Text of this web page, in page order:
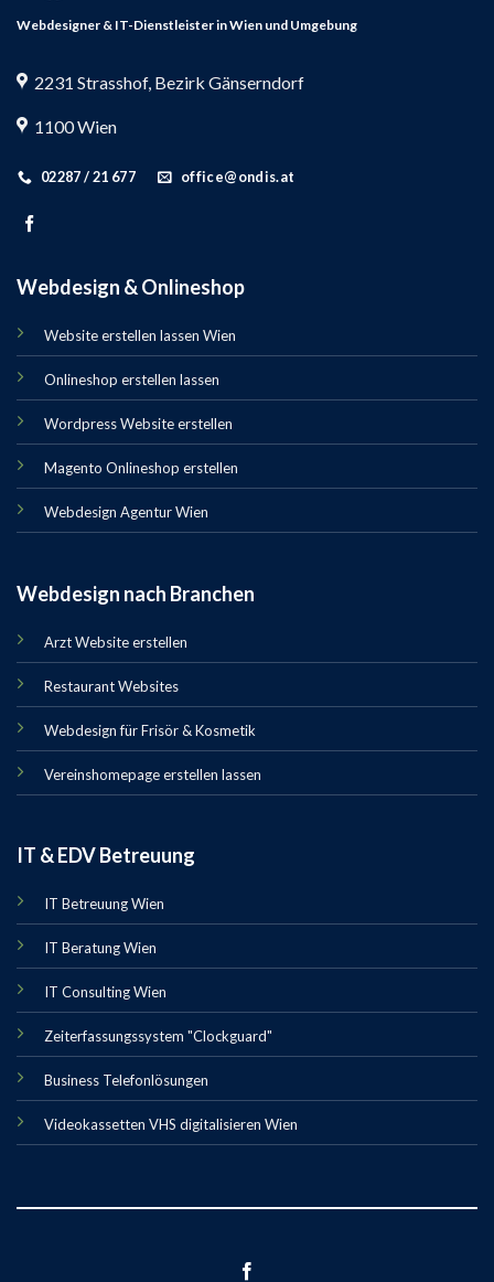
Webdesigner & IT-Dienstleisterin Wien und Umgebung
2231 Strasshof, Bezirk Gänserndorf
1100 Wien
02287 / 21 677 office@ondis.at
Webdesign & Onlineshop
Website erstellen lassen Wien
Onlineshop erstellen lassen
Wordpress Website erstellen
Magento Onlineshop erstellen
Webdesign Agentur Wien
Webdesign nach Branchen
Arzt Website erstellen
Restaurant Websites
Webdesign für Frisör & Kosmetik
Vereinshomepage erstellen lassen
IT & EDV Betreuung
IT Betreuung Wien
IT Beratung Wien
IT Consulting Wien
Zeiterfassungssystem "Clockguard"
Business Telefonlösungen
Videokassetten VHS digitalisieren Wien